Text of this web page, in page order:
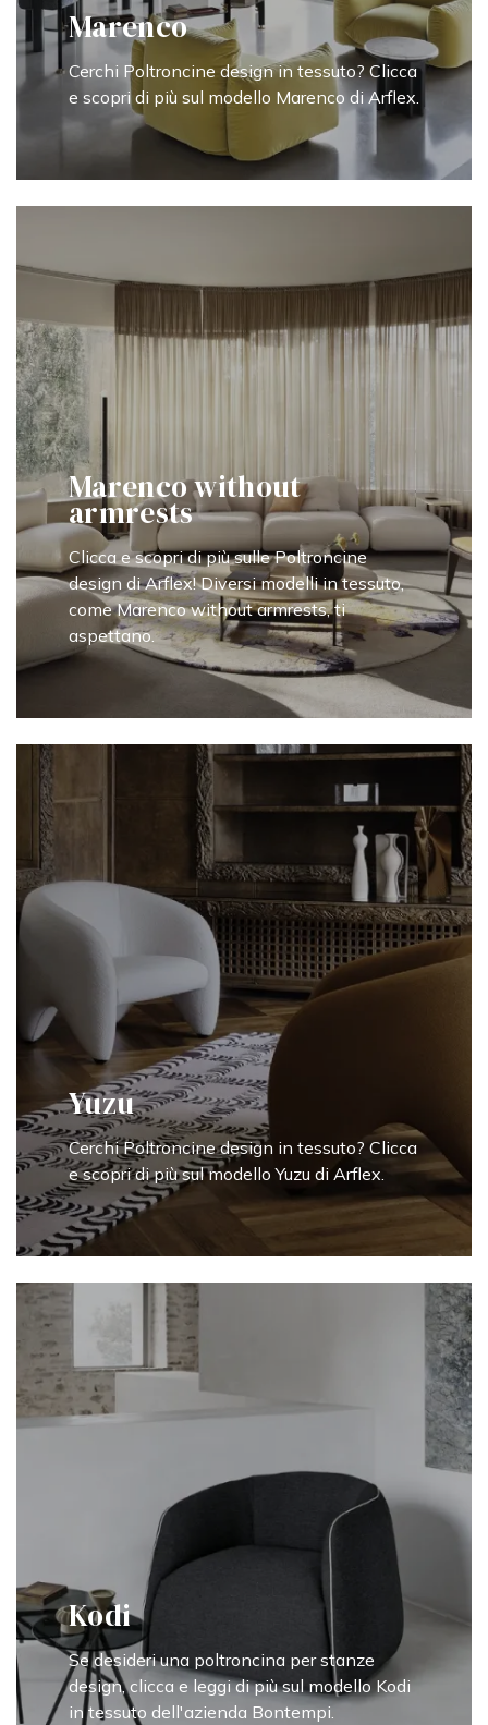
Marenco
Cerchi Poltroncine design in tessuto? Clicca
e scopri di più sul modello Marenco di Arflex.
Marenco without
armrests
Clicca e scopri di più sulle Poltroncine
design di Arflex! Diversi modelli in tessuto,
come Marenco without armrests, ti
aspettano.
Yuzu
Cerchi Poltroncine design in tessuto? Clicca
e scopri di più sul modello Yuzu di Arflex.
Kodi
Se desideri una poltroncina per stanze
design, clicca e leggi di più sul modello Kodi
in tessuto dell'azienda Bontempi.